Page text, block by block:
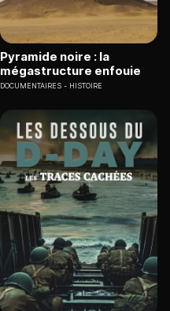
Pyramide noire : la
mégastructure enfouie
DOCUMENTAIRES HISTOIRE